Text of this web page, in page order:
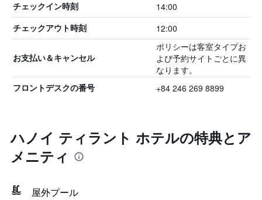
チェックイン時刻 14:00
チェックアウト時刻 12:00
お支払い＆キャンセル
ポリシーは客室タイプお
よび予約サイトごとに異
なります。
フロントデスクの番号 +84 246 269 8899
ハノイ ティラント ホテルの特典とア
メニティ
屋外プール